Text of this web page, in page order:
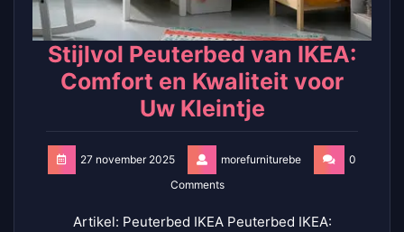
Stijlvol Peuterbed van IKEA:
Comfort en Kwaliteit voor
Uw Kleintje
27 november 2025 morefurniturebe
0
Comments
Artikel: Peuterbed IKEA Peuterbed IKEA: